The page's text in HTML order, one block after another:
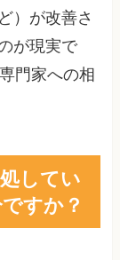
）が改善さ
が現実で
門家への相
してい
すか？